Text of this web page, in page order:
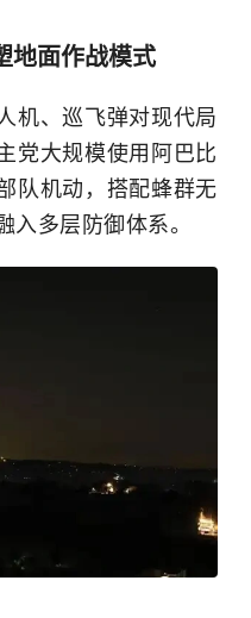
地面作战模式
机、巡飞弹对现代局
党大规模使用阿巴比
队机动，搭配蜂群无
入多层防御体系。